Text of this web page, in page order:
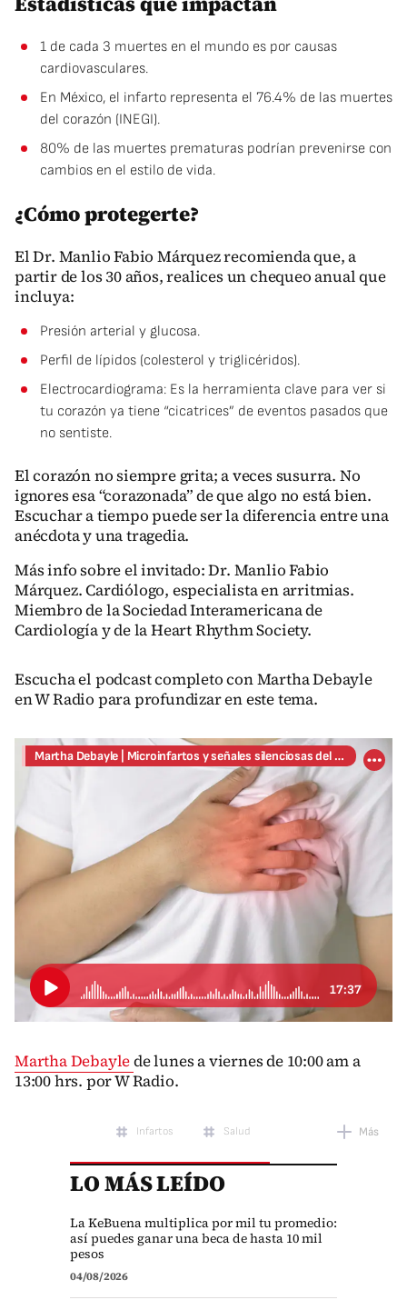
1 de cada 3 muertes en el mundo es por causas
cardiovasculares.
En México, el infarto representa el 76.4% de las muertes
del corazón (INEGI).
80% de las muertes prematuras podrían prevenirse con
cambios en el estilo de vida.
¿Cómo protegerte?
El Dr. Manlio Fabio Márquez recomienda que, a
partir de los 30 años, realices un chequeo anual que
incluya:
Presión arterial y glucosa.
Perfil de lípidos (colesterol y triglicéridos).
Electrocardiograma: Es la herramienta clave para ver si
tu corazón ya tiene “cicatrices” de eventos pasados que
no sentiste.
El corazón no siempre grita; a veces susurra. No
ignores esa “corazonada” de que algo no está bien.
Escuchar a tiempo puede ser la diferencia entre una
anécdota y una tragedia.
Más info sobre el invitado: Dr. Manlio Fabio
Márquez. Cardiólogo, especialista en arritmias.
Miembro de la Sociedad Interamericana de
Cardiología y de la Heart Rhythm Society.
Escucha el podcast completo con Martha Debayle
en W Radio para profundizar en este tema.
Martha Debayle | Microinfartos y señales silenciosas del corazón con el Dr. Manlio Fabio Márquez
17:37
Martha Debaylede lunes a viernes de 10:00 am a
13:00 hrs. por W Radio.
Más
Infartos Salud
LO MÁS LEÍDO
La KeBuena multiplica por mil tu promedio:
así puedes ganar una beca de hasta 10 mil
pesos
04/08/2026